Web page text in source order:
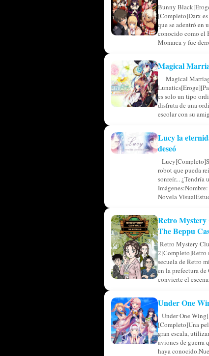
Bunny
[Completo]Darx
que se adentró en
conocido como el
Monarca y fue
Magical
Magical
es solo un tipo
disfruta de una
escolar con su
Lucy la
deseó
robot que pueda
sonreír... ¿Tendría
Novela
Retro Mystery
The Beppu
Retro Mystery
2[Completo]Retro
secuela de Retro
en la prefectura de
convierte el
Under One
Under One
[Completo]Una
gran escala,
aviones de guerra
haya